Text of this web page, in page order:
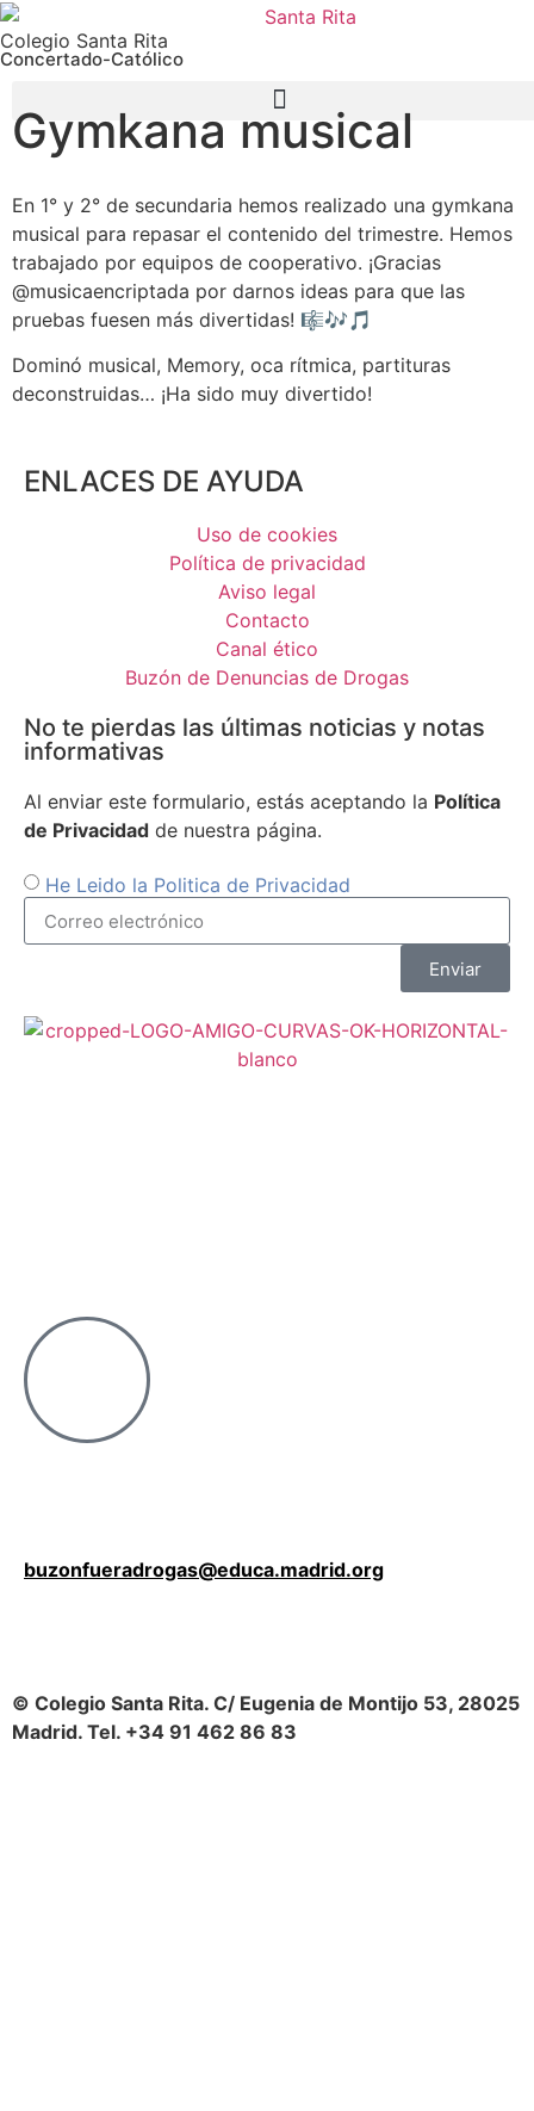
Colegio Santa Rita
Concertado-Católico
Gymkana musical
En 1° y 2° de secundaria hemos realizado una gymkana
musical para repasar el contenido del trimestre. Hemos
trabajado por equipos de cooperativo. ¡Gracias
@musicaencriptada por darnos ideas para que las
pruebas fuesen más divertidas! 🎼🎶🎵
Dominó musical, Memory, oca rítmica, partituras
deconstruidas… ¡Ha sido muy divertido!
ENLACES DE AYUDA
Uso de cookies
Política de privacidad
Aviso legal
Contacto
Canal ético
Buzón de Denuncias de Drogas
No te pierdas las últimas noticias y notas
informativas
Al enviar este formulario, estás aceptando la Política
de Privacidad de nuestra página.
He Leido la Politica de Privacidad
Enviar
buzonfueradrogas@educa.madrid.org
© Colegio Santa Rita. C/ Eugenia de Montijo 53, 28025
Madrid. Tel. +34 91 462 86 83